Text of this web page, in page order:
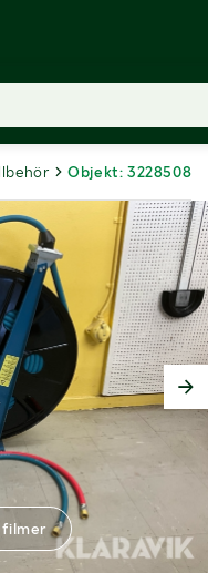
Objekt: 3228508
filmer